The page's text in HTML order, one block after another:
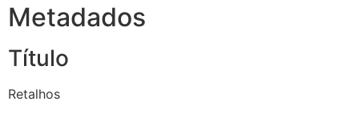
Metadados
Título
Retalhos